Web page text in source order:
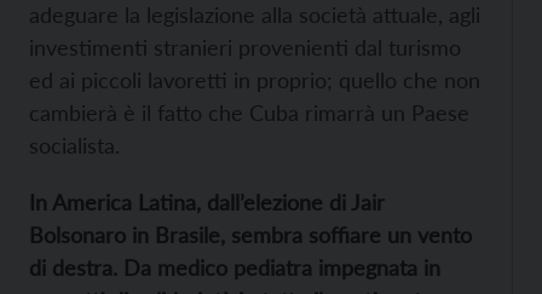
adeguare la legislazione alla società attuale, agli
investimenti stranieri provenienti dal turismo
ed ai piccoli lavoretti in proprio; quello che non
cambierà è il fatto che Cuba rimarrà un Paese
socialista.
In America Latina, dall’elezione di Jair
Bolsonaro in Brasile, sembra soffiare un vento
di destra. Da medico pediatra impegnata in